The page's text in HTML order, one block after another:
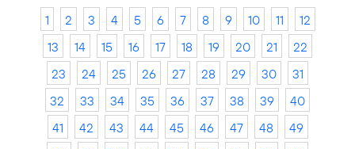
1 2 3 4 5 6 7 8 9 10 11
12
13
14 15 16 17 18 19 20 21
22
23
24 25 26 27 28 29 30
31
32
33 34 35 36 37 38 39
40
41
42 43 44 45 46 47 48
49